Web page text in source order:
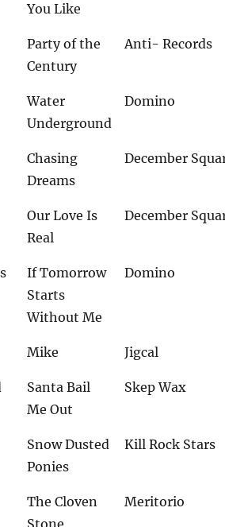
You Like
Party of the
Century
Anti- Records
Water
Underground
Domino
Chasing
Dreams
December
Our Love Is
Real
December
If Tomorrow
Starts
Without Me
Domino
Mike Jigcal
Santa Bail
Me Out
Skep Wax
Snow Dusted
Ponies
Kill Rock Stars
The Cloven
Meritorio